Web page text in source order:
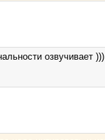
озвучивает )))